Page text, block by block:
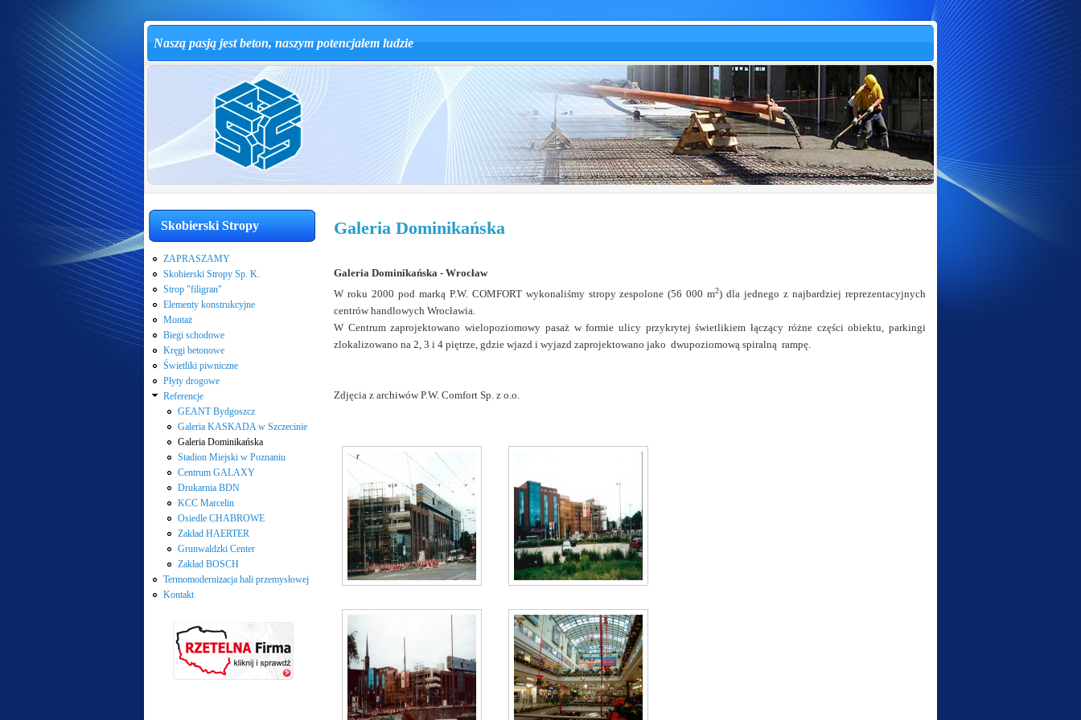
Naszą pasją jest beton, naszym potencjałem ludzie
Galeria Dominikańska
Galeria Dominikańska - Wrocław
W roku 2000 pod marką P.W. COMFORT wykonaliśmy stropy zespolone (56 000 m2) dla jednego z najbardziej reprezentacyjnych
centrów handlowych Wrocławia.
W Centrum zaprojektowano wielopoziomowy pasaż w formie ulicy przykrytej świetlikiem łączący różne części obiektu, parkingi
zlokalizowano na 2, 3 i 4 piętrze, gdzie wjazd i wyjazd zaprojektowano jako dwupoziomową spiralną rampę.
Zdjęcia z archiwów P.W. Comfort Sp. z o.o.
Skobierski Stropy
ZAPRASZAMY
Skobierski Stropy Sp. K.
Strop "filigran"
Elementy konstrukcyjne
Montaż
Biegi schodowe
Kręgi betonowe
Świetliki piwniczne
Płyty drogowe
Referencje
GEANT Bydgoszcz
Galeria KASKADA w Szczecinie
Galeria Dominikańska
Stadion Miejski w Poznaniu
Centrum GALAXY
Drukarnia BDN
KCC Marcelin
Osiedle CHABROWE
Zakład HAERTER
Grunwaldzki Center
Zakład BOSCH
Termomodernizacja hali przemysłowej
Kontakt